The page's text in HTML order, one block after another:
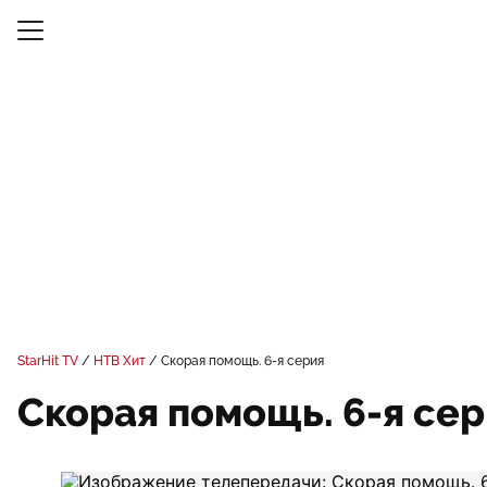
StarHit TV НТВ Хит Скорая помощь. 6-я серия
Скорая помощь. 6-я